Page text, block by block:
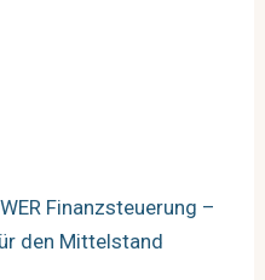
Finanzsteuerung –
den Mittelstand